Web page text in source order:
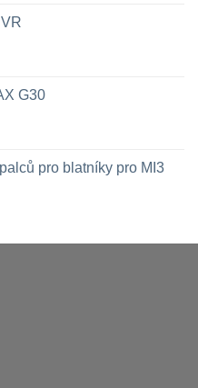
G30
pro blatníky pro MI3